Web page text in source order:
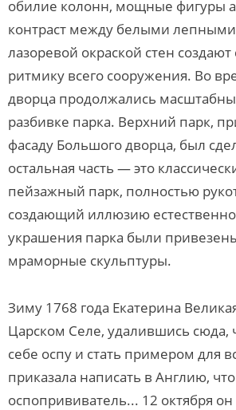
обилие колонн, мощные фигуры
контраст между белыми
лазоревой окраской стен
ритмику всего сооружения. Во
дворца продолжались
разбивке парка. Верхний парк,
фасаду Большого дворца, был
остальная часть — это
пейзажный парк, полностью
создающий иллюзию
украшения парка были
мраморные скульптуры.
Зиму 1768 года Екатерина
Царском Селе, удалившись сюда,
себе оспу и стать примером для
приказала написать в Англию,
оспопрививатель... 12 октября